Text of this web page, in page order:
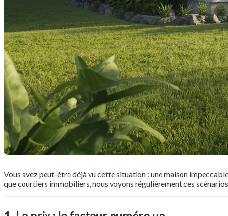
Vous avez peut-être déjà vu cette situation : une maison
que courtiers immobiliers, nous voyons régulièrement ces